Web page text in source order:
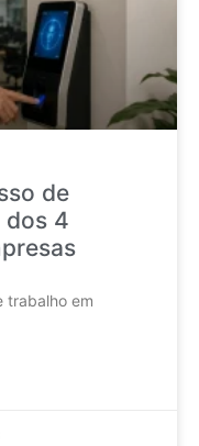
de
dos 4
trabalho em